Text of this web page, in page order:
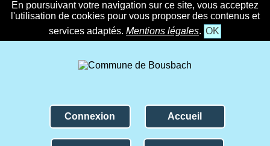
En poursuivant votre navigation sur ce site, vous acceptez
l'utilisation de cookies pour vous proposer des contenus et
services adaptés. Mentions légales. OK
Connexion Accueil